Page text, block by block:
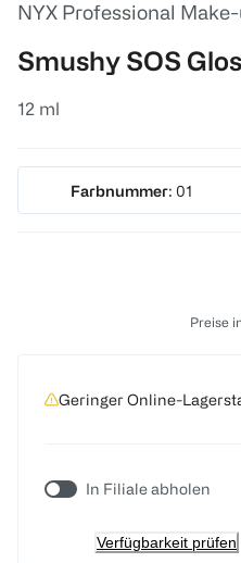
NYX Professional
Smushy SOS
12 ml
Farbnummer: 01
Preise
Geringer Online-
In Filiale abholen
Verfügbarkeit prüfen